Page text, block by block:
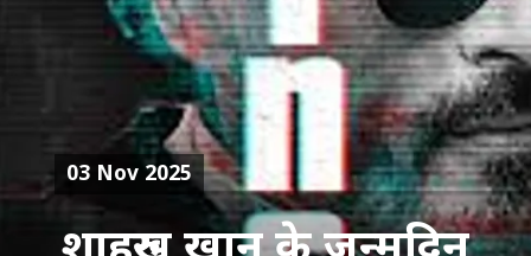
शाहरुख खान के जन्मदिन
03 Nov 2025